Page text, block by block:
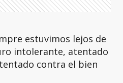
estuvimos lejos de
intolerante, atentado
contra el bien